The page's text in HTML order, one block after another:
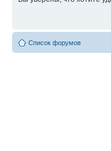
Список форумов